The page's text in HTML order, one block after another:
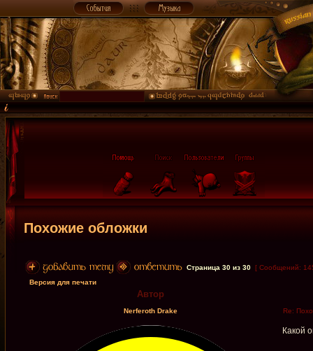
Похожие обложки
Страница 30 из 30 [ Сообщений:
Версия для печати
Автор
Nerferoth Drake Re:
Какой